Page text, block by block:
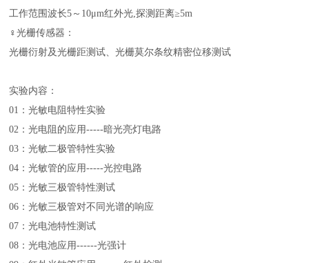
工作范围波长5～10μm红外光,探测距离≥5m
♀光栅传感器：
光栅衍射及光栅距测试、光栅莫尔条纹精密位移测试
实验内容：
01：光敏电阻特性实验
02：光电阻的应用-----暗光亮灯电路
03：光敏二极管特性实验
04：光敏管的应用-----光控电路
05：光敏三极管特性测试
06：光敏三极管对不同光谱的响应
07：光电池特性测试
08：光电池应用------光强计